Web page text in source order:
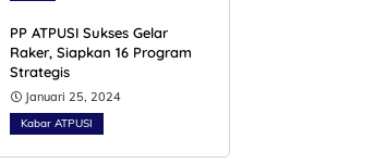
PP ATPUSI Sukses Gelar
Raker, Siapkan 16 Program
Strategis
Januari 25, 2024
Kabar ATPUSI